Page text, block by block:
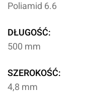
Poliamid 6.6
DŁUGOŚĆ:
500 mm
SZEROKOŚĆ:
4,8 mm